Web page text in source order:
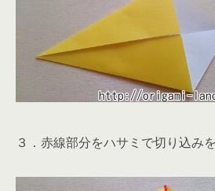
３．赤線部分をハサミで切り込みを